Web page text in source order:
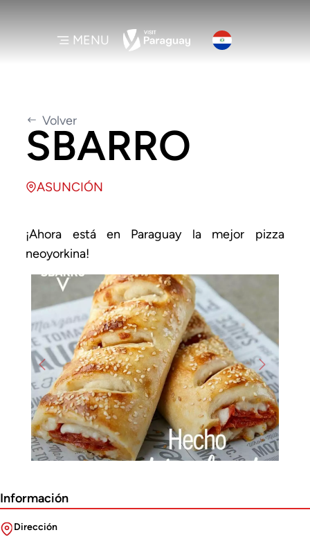
MENU
Volver
SBARRO
ASUNCIÓN
¡Ahora está en Paraguay la mejor pizza
neoyorkina!
Previous Next
Información
Dirección